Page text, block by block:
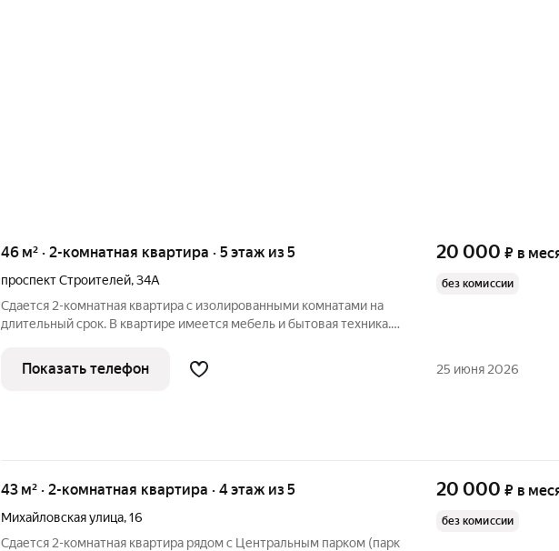
46 м² · 2-комнатная квартира · 5 этаж из 5
проспект Строителей,34А
Сдается 2-комнатная квартира с изолированными комнатами на
длительный срок. В квартире имеется мебель и бытовая техника.
остановка общественного транспорта. Стоимость аренды 11 т.р. +
20 000 ₽ в
без комиссии
Показать телефон 25 июня 2026
43 м² · 2-комнатная квартира · 4 этаж из 5
Михайловская улица,16
Сдается 2-комнатная квартира рядом с Центральным парком (парк
20 000 ₽ в
без комиссии